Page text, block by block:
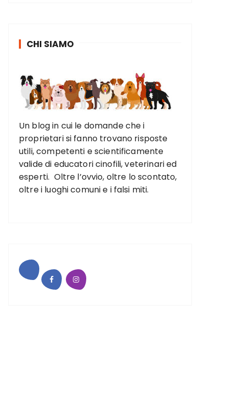
CHI SIAMO
Un blog in cui le domande che i
proprietari si fanno trovano risposte
utili, competenti e scientificamente
valide di educatori cinofili, veterinari ed
esperti. Oltre l’ovvio, oltre lo scontato,
oltre i luoghi comuni e i falsi miti.